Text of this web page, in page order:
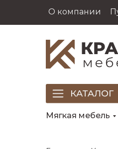
О компании
Мягкая мебель